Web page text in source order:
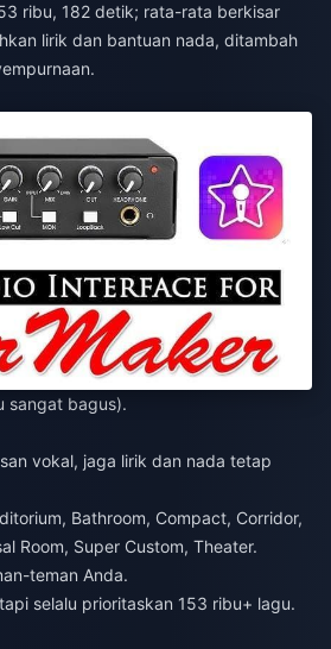
ribu, 182 detik; rata-rata berkisar
lirik dan bantuan nada, ditambah
sangat bagus).
vokal, jaga lirik dan nada tetap
Bathroom, Compact, Corridor,
Room, Super Custom, Theater.
teman Anda.
selalu prioritaskan 153 ribu+ lagu.